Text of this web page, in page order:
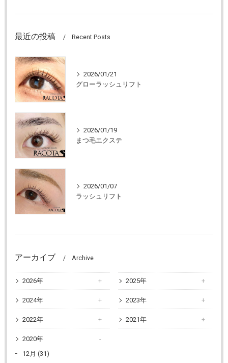
最近の投稿 Recent Posts
2026/01/21
グローラッシュリフト
2026/01/19
まつ毛エクステ
2026/01/07
ラッシュリフト
アーカイブ Archive
2026年 2025年
2024年 2023年
2022年 2021年
2020年
12月 (31)